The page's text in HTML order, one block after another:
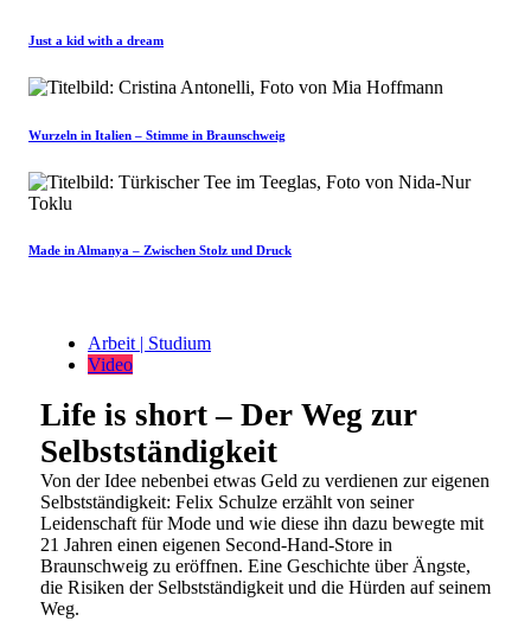
Just a kid with a dream
Wurzeln in Italien – Stimme in Braunschweig
Made in Almanya – Zwischen Stolz und Druck
Arbeit | Studium
Video
Life is short – Der Weg zur
Selbstständigkeit
Von der Idee nebenbei etwas Geld zu verdienen zur eigenen
Selbstständigkeit: Felix Schulze erzählt von seiner
Leidenschaft für Mode und wie diese ihn dazu bewegte mit
21 Jahren einen eigenen Second-Hand-Store in
Braunschweig zu eröffnen. Eine Geschichte über Ängste,
die Risiken der Selbstständigkeit und die Hürden auf seinem
Weg.